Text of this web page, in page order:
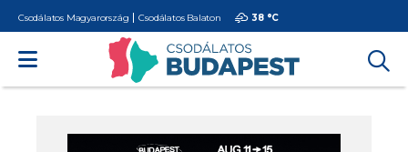
Csodálatos Magyarország Csodálatos Balaton 38 °C